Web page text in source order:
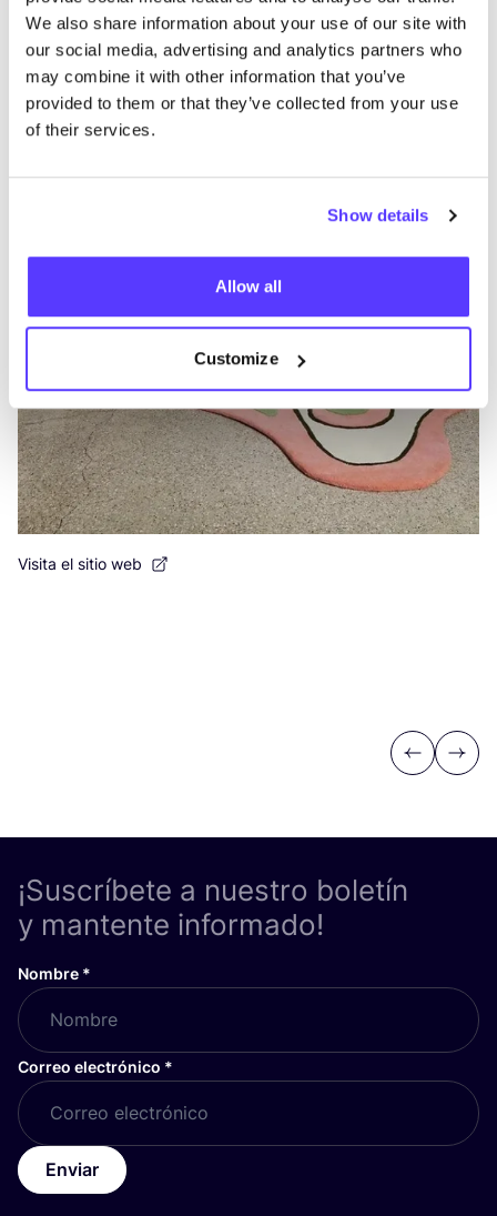
We also share information about your use of our site with
our social media, advertising and analytics partners who
may combine it with other information that you’ve
provided to them or that they’ve collected from your use
of their services.
Show details
Allow all
Customize
Otras marcas
C
Lauv
Visita el sitio web
Previous
Next
¡Suscríbete a nuestro boletín
y mantente informado!
Nombre *
Correo electrónico *
Enviar